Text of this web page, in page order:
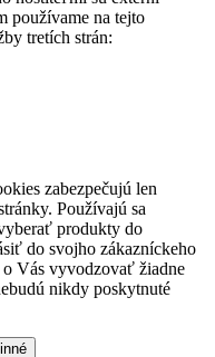
používame na tejto
tretích strán:
zabezpečujú len
Používajú sa
produkty do
do svojho zákazníckeho
o Vás vyvodzovať žiadne
nikdy poskytnuté